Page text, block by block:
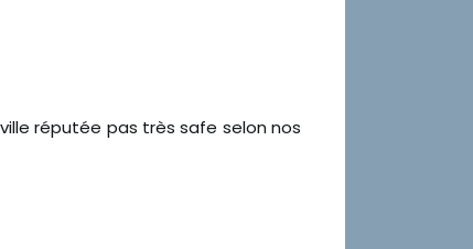
réputée pas très safe selon nos